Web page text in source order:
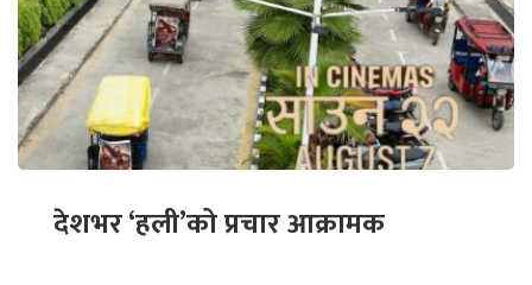
देशभर ‘हली’को प्रचार आक्रामक